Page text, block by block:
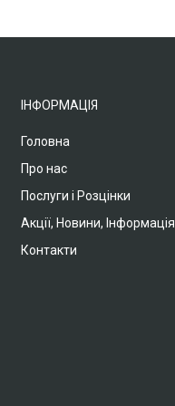
ІНФОРМАЦІЯ
Головна
Про нас
Послуги і Розцінки
Акції, Новини, Інформація
Контакти